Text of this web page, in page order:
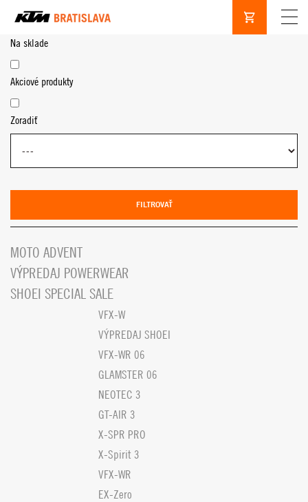
Na sklade
Akciové produkty
Zoradiť
FILTROVAŤ
MOTO ADVENT
VÝPREDAJ POWERWEAR
SHOEI SPECIAL SALE
VFX-W
VÝPREDAJ SHOEI
VFX-WR 06
GLAMSTER 06
NEOTEC 3
GT-AIR 3
X-SPR PRO
X-Spirit 3
VFX-WR
EX-Zero